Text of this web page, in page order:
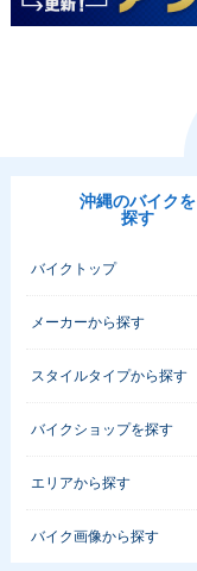
沖縄のバイクを
探す
バイクトップ
メーカーから探す
スタイルタイプから探す
バイクショップを探す
エリアから探す
バイク画像から探す